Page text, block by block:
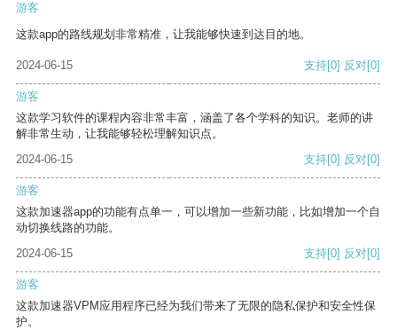
游客
这款app的路线规划非常精准，让我能够快速到达目的地。
2024-06-15 支持[0] 反对[0]
游客
这款学习软件的课程内容非常丰富，涵盖了各个学科的知识。老师的讲
解非常生动，让我能够轻松理解知识点。
2024-06-15
支持[0] 反对[0]
游客
这款加速器app的功能有点单一，可以增加一些新功能，比如增加一个自
动切换线路的功能。
2024-06-15
支持[0] 反对[0]
游客
这款加速器VPM应用程序已经为我们带来了无限的隐私保护和安全性保
护。